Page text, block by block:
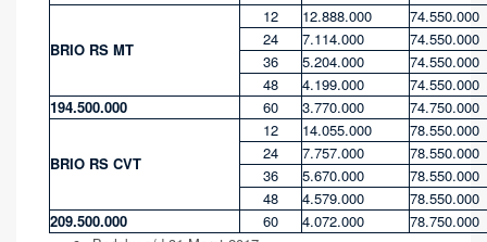
BRIO RS MT
12 12.888.000
74.550.000
24
7.114.000
74.550.000
36
5.204.000
74.550.000
48
4.199.000
74.550.000
194.500.000
60 3.770.000 74.750.000
BRIO RS CVT
12 14.055.000
78.550.000
24
7.757.000
78.550.000
36
5.670.000
78.550.000
48
4.579.000
78.550.000
209.500.000
60 4.072.000
78.750.000